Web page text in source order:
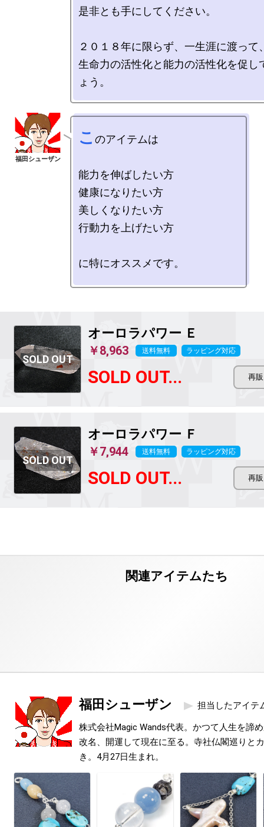
是非とも手にしてください。
２０１８年に限らず、一生涯に渡って
生命力の活性化と能力の活性化を促し
こ のアイテムは
能力を伸ばしたい方
健康になりたい方
美しくなりたい方
行動力を上げたい方
に特にオススメです。
オーロラパワー Ｅ
￥8,963 送料無料 ラッピング対応
SOLD OUT...
オーロラパワー Ｆ
￥7,944 送料無料 ラッピング対応
SOLD OUT...
福田シューザン 担当したアイテ
株式会社Magic Wands代表。かつて人生を諦
改名、開運して現在に至る。寺社仏閣巡りと
き。4月27日生まれ。